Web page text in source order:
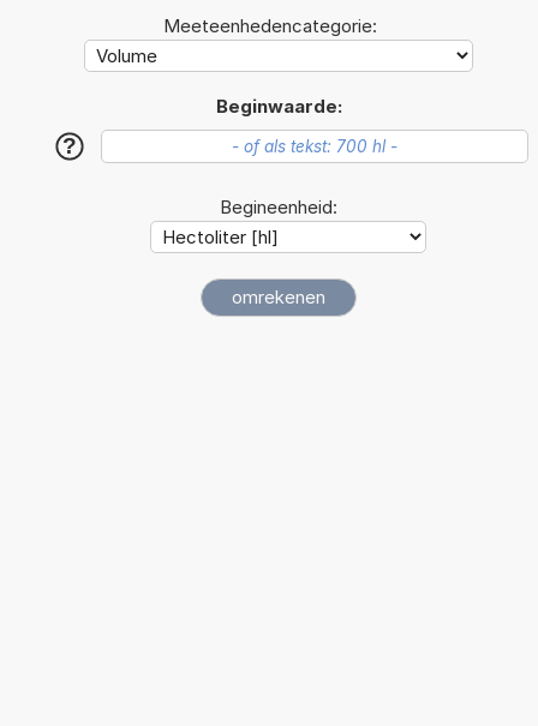
Meeteenhedencategorie:
Beginwaarde:
?
Begineenheid: